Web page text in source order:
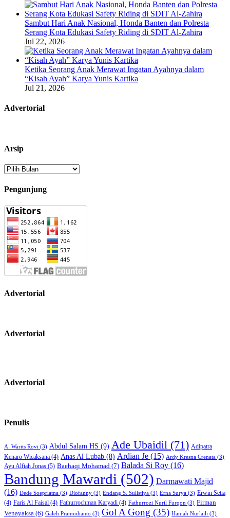
Sambut Hari Anak Nasional, Honda Banten dan Polresta
Serang Kota Edukasi Safety Riding di SDIT Al-Zahira
Jul 22, 2026
Ketika Seorang Anak Merawat Ingatan Ayahnya dalam
“Kisah Ayah” Karya Yunis Kartika
Jul 21, 2026
Advertorial
Arsip
Arsip
Pengunjung
Advertorial
Advertorial
Advertorial
Penulis
A. Warits Rovi (3) Abdul Salam HS (9) Ade Ubaidil (71) Adipatra
Kenaro Wicaksana (4) Anas Al Lubab (8) Ardian Je (15) Ardy Kresna Crenata (3)
Ayu Alfiah Jonas (5) Baehaqi Mohamad (7) Balada Si Roy (16)
Bandung Mawardi (502) Darmawati Majid
(16) Dede Soepriatna (3) Diofanny (3) Endang S. Sulistiya (3) Erna Surya (3) Erwin Setia
(4) Faris Al Faisal (4) Fathurrochman Karyadi (4) Fathurrozi Nuril Furqon (3) Firman
Venayaksa (6) Galeh Pramudianto (3) Gol A Gong (35) Haniah Nurlaili (3)